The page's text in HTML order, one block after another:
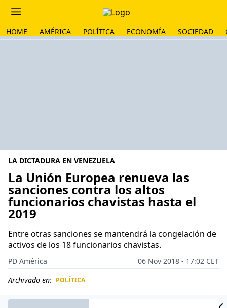
HOME AMÉRICA POLÍTICA ECONOMÍA SOCIEDAD
LA DICTADURA EN VENEZUELA
La Unión Europea renueva las
sanciones contra los altos
funcionarios chavistas hasta el
2019
Entre otras sanciones se mantendrá la congelación de
activos de los 18 funcionarios chavistas.
PD América
06 Nov 2018 - 17:02 CET
Archivado en: POLÍTICA